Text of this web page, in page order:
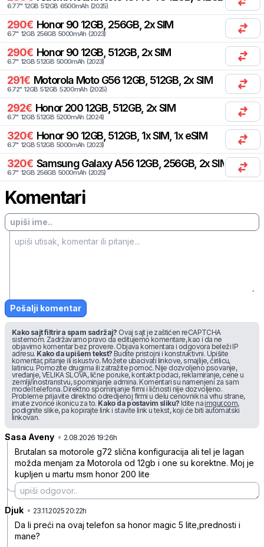
6.77" 12GB 512GB 6500mAh (2025)
290€ Honor 90 12GB, 256GB, 2x SIM
6.7" 12GB 256GB 5000mAh (2023)
290€ Honor 90 12GB, 512GB, 2x SIM
6.7" 12GB 512GB 5000mAh (2023)
291€ Motorola Moto G56 12GB, 512GB, 2x SIM
6.72" 12GB 512GB 5200mAh (2025)
292€ Honor 200 12GB, 512GB, 2x SIM
6.7" 12GB 512GB 5200mAh (2024)
320€ Honor 90 12GB, 512GB, 1x SIM, 1x eSIM
6.7" 12GB 512GB 5000mAh (2023)
320€ Samsung Galaxy A56 12GB, 256GB, 2x SIM, 2x
6.7" 12GB 256GB 5000mAh (2025)
Komentari
Pošalji komentar
Kako sajt filtrira spam sadržaj? Ovaj sajt je zaštićen reCAPTCHA
sistemom. Zadržavamo pravo da editujemo komentare, kao i da ne
objavimo komentar bez provere. Objava komentara i odgovora beleži IP
adresu. Kako da upišem tekst? Budite pristojni i konstruktivni. Upišite
komentar, pitanje ili iskustvo. Možete ubacivati linkove, smajlije, ćirilicu,
latinicu. Pomozite drugima ili zatražite pomoć. Nije dozvoljeno psovanje,
vređanje, VELIKA SLOVA, lične poruke, kontakt podaci, reklamiranje, cene u
zemlji/inostranstvu, spominjanje admina. Komentari su namenjeni za sam
model telefona. Direktno spominjanje firmi i ličnosti nije dozvoljeno.
Probleme prijavite direktno odredjenoj firmi u delu cenovnik na vrhu strane,
imate zvonce ikonicu za to. Kako da postavim sliku? Idite na imgur.com,
podignite slike, pa kopirajte link i stavite link u tekst, koji će biti automatski
linkovan.
Sasa Aveny • 2.08.2026 19:26h
Brutalan sa motorole g72 slična konfiguracija ali tel je lagan
možda menjam za Motorola od 12gb i one su korektne. Moj je
kupljen u martu msm honor 200 lite
Djuk • 23.11.2025 20:22h
Da li preći na ovaj telefon sa honor magic 5 lite,prednosti i
mane?